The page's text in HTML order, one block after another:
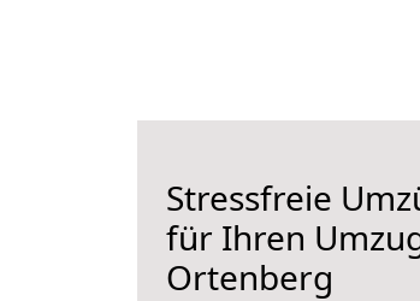
Stressfreie
für Ihren
Ortenberg